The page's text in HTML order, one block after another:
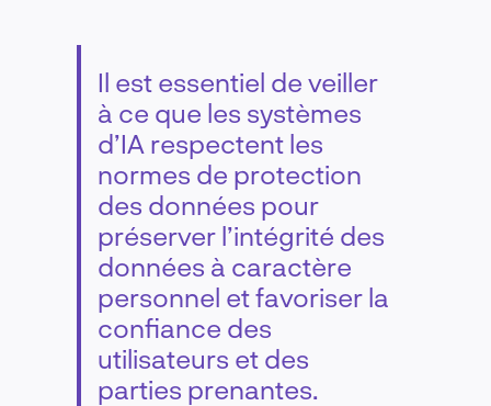
Il est essentiel de veiller
à ce que les systèmes
d’IA respectent les
normes de protection
des données pour
préserver l’intégrité des
données à caractère
personnel et favoriser la
confiance des
utilisateurs et des
parties prenantes.